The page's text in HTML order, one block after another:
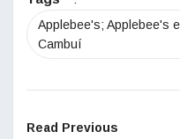
Applebee's; Applebee's
Cambuí
Read Previous